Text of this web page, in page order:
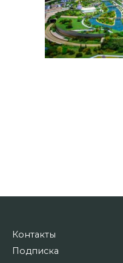
Контакты
Подписка